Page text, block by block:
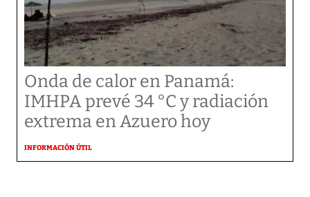
Onda de calor en Panamá:
IMHPA prevé 34 °C y radiación
extrema en Azuero hoy
INFORMACIÓN ÚTIL